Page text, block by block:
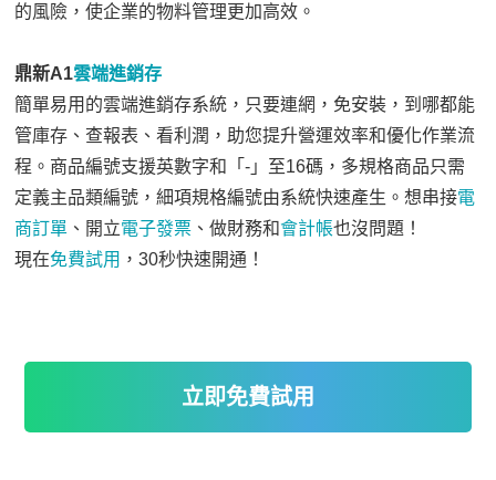
的風險，使企業的物料管理更加高效。
鼎新A1雲端進銷存
簡單易用的雲端進銷存系統，只要連網，免安裝，到哪都能
管庫存、查報表、看利潤，助您提升營運效率和優化作業流
程。商品編號支援英數字和「-」至16碼，多規格商品只需
定義主品類編號，細項規格編號由系統快速產生。想串接電
商訂單 、開立電子發票 、做財務和會計帳也沒問題！
現在免費試用 ，30秒快速開通！
立即免費試用